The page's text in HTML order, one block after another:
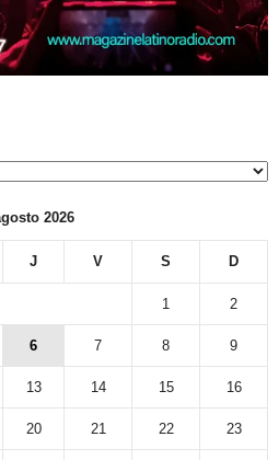
2026
J V S D
1 2
6 7 8 9
13 14 15 16
20 21 22 23